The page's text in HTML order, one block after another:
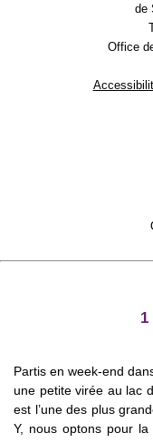
de
Office
1
Partis en week-end
une petite virée au lac
est l’une des plus
Y, nous optons pour